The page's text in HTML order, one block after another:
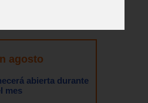
agosto
abierta durante
mes